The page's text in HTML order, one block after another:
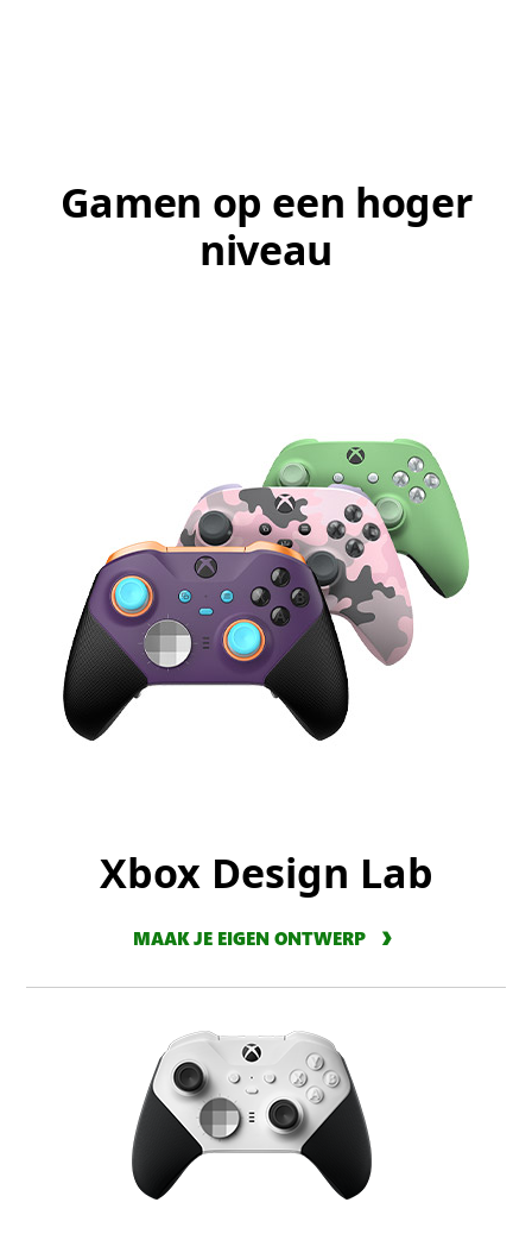
Gamen op een hoger
niveau
Xbox Design Lab
MAAK JE EIGEN ONTWERP